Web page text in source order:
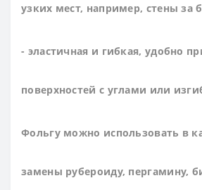
узких мест, например, стены за
- эластичная и гибкая, удобно
поверхностей с углами или
Фольгу можно использовать в
замены рубероиду, пергамину,